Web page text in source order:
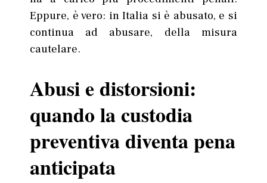
Eppure, è vero: in Italia si è abusato, e si
continua ad abusare, della misura
cautelare.
Abusi e distorsioni:
quando la custodia
preventiva diventa pena
anticipata